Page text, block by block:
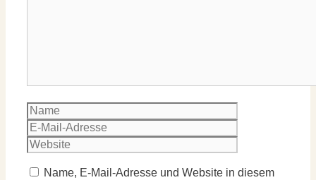
Name
Name, E-Mail-Adresse und Website in diesem